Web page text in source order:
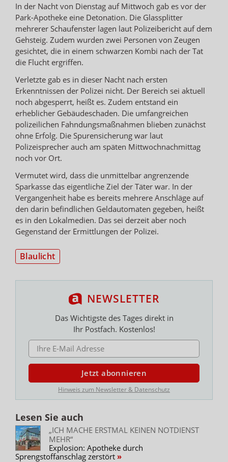
In der Nacht von Dienstag auf Mittwoch gab es vor der
Park-Apotheke eine Detonation. Die Glassplitter
mehrerer Schaufenster lagen laut Polizeibericht auf dem
Gehsteig. Zudem wurden zwei Personen von Zeugen
gesichtet, die in einem schwarzen Kombi nach der Tat
die Flucht ergriffen.
Verletzte gab es in dieser Nacht nach ersten
Erkenntnissen der Polizei nicht. Der Bereich sei aktuell
noch abgesperrt, heißt es. Zudem entstand ein
erheblicher Gebäudeschaden. Die umfangreichen
polizeilichen Fahndungsmaßnahmen blieben zunächst
ohne Erfolg. Die Spurensicherung war laut
Polizeisprecher auch am späten Mittwochnachmittag
noch vor Ort.
Vermutet wird, dass die unmittelbar angrenzende
Sparkasse das eigentliche Ziel der Täter war. In der
Vergangenheit habe es bereits mehrere Anschläge auf
den darin befindlichen Geldautomaten gegeben, heißt
es in den Lokalmedien. Das sei derzeit aber noch
Gegenstand der Ermittlungen der Polizei.
Blaulicht
NEWSLETTER
Das Wichtigste des Tages direkt in
Ihr Postfach. Kostenlos!
E-MAIL ADRESSE
Jetzt abonnieren
Hinweis zum Newsletter & Datenschutz
Lesen Sie auch
„ICH MACHE ERSTMAL KEINEN NOTDIENST
MEHR“
Explosion: Apotheke durch
Sprengstoffanschlag zerstört